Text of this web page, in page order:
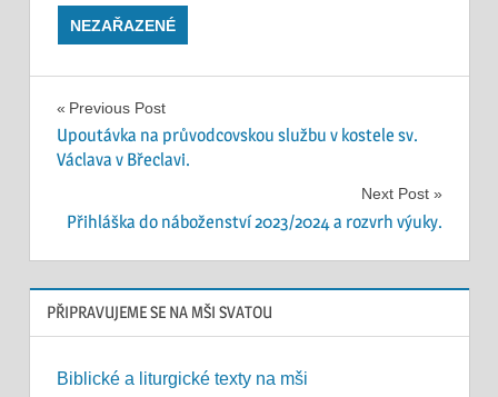
NEZAŘAZENÉ
Navigace
pro
Previous Post
Upoutávka na průvodcovskou službu v kostele sv.
Václava v Břeclavi.
Next Post
Přihláška do náboženství 2023/2024 a rozvrh výuky.
PŘIPRAVUJEME SE NA MŠI SVATOU
Biblické a liturgické texty na mši